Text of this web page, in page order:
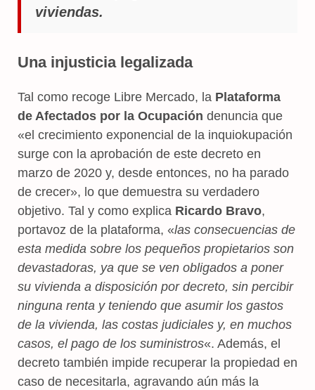
viviendas.
Una injusticia legalizada
Tal como recoge Libre Mercado, la Plataforma
de Afectados por la Ocupación denuncia que
«el crecimiento exponencial de la inquiokupación
surge con la aprobación de este decreto en
marzo de 2020 y, desde entonces, no ha parado
de crecer», lo que demuestra su verdadero
objetivo. Tal y como explica Ricardo Bravo,
portavoz de la plataforma, «las consecuencias de
esta medida sobre los pequeños propietarios son
devastadoras, ya que se ven obligados a poner
su vivienda a disposición por decreto, sin percibir
ninguna renta y teniendo que asumir los gastos
de la vivienda, las costas judiciales y, en muchos
casos, el pago de los suministros«. Además, el
decreto también impide recuperar la propiedad en
caso de necesitarla, agravando aún más la